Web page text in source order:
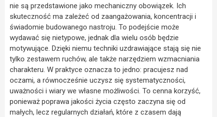
nie są przedstawione jako mechaniczny obowiązek. Ich
skuteczność ma zależeć od zaangażowania, koncentracji i
świadomie budowanego nastroju. To podejście może
wydawać się nietypowe, jednak dla wielu osób będzie
motywujące. Dzięki niemu techniki uzdrawiające stają się nie
tylko zestawem ruchów, ale także narzędziem wzmacniania
charakteru. W praktyce oznacza to jedno: pracujesz nad
oczami, a równocześnie uczysz się systematyczności,
uważności i wiary we własne możliwości. To cenna korzyść,
ponieważ poprawa jakości życia często zaczyna się od
małych, lecz regularnych działań, które z czasem dają